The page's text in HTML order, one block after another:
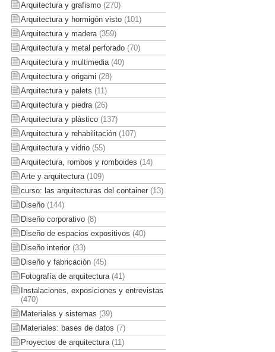
Arquitectura y grafismo(270)
Arquitectura y hormigón visto(101)
Arquitectura y madera(359)
Arquitectura y metal perforado(70)
Arquitectura y multimedia(40)
Arquitectura y origami (28)
Arquitectura y palets (11)
Arquitectura y piedra(26)
Arquitectura y plástico(137)
Arquitectura y rehabilitación(107)
Arquitectura y vidrio(55)
Arquitectura, rombos y romboides (14)
Arte y arquitectura(109)
curso: las arquitecturas del container(13)
Diseño(144)
Diseño corporativo(8)
Diseño de espacios expositivos (40)
Diseño interior(33)
Diseño y fabricación(45)
Fotografía de arquitectura(41)
Instalaciones, exposiciones y entrevistas
(470)
Materiales y sistemas (39)
Materiales: bases de datos (7)
Proyectos de arquitectura(11)